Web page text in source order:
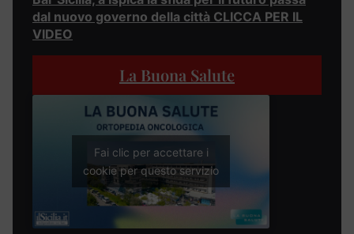
dal nuovo governo della città CLICCA PER IL
VIDEO
La Buona Salute
Fai clic per accettare i
cookie per questo servizio